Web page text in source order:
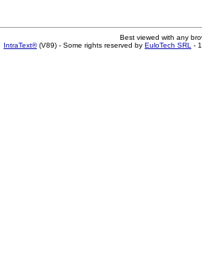
Best viewed with any
IntraText®(V89) - Some rights reserved by EuloTech SRL -